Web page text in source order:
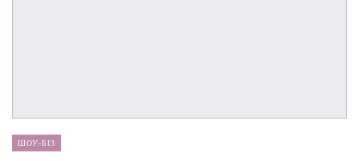
ШОУ-БІЗ